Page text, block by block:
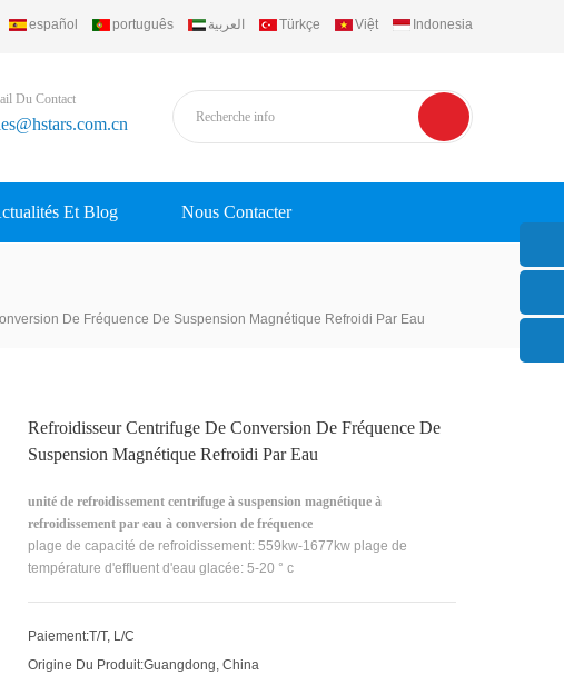
español português العربية Türkçe Việt Indonesia
Du Contact
Et Blog Nous Contacter
De Fréquence De Suspension Magnétique Refroidi Par Eau
Refroidisseur Centrifuge De Conversion De Fréquence De
Suspension Magnétique Refroidi Par Eau
unité de refroidissement centrifuge à suspension magnétique à
refroidissement par eau à conversion de fréquence
plage de capacité de refroidissement: 559kw-1677kw plage de
température d'effluent d'eau glacée: 5-20 ° c
Paiement:T/T, L/C
Origine Du Produit:Guangdong, China